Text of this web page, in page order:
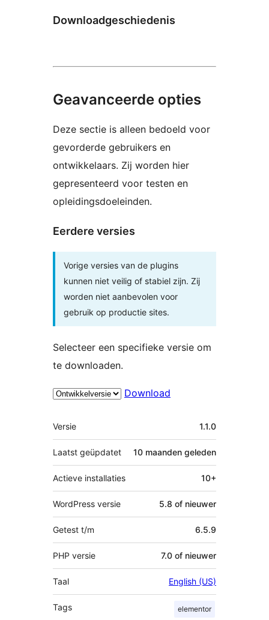
Downloadgeschiedenis
Geavanceerde opties
Deze sectie is alleen bedoeld voor
gevorderde gebruikers en
ontwikkelaars. Zij worden hier
gepresenteerd voor testen en
opleidingsdoeleinden.
Eerdere versies
Vorige versies van de plugins
kunnen niet veilig of stabiel zijn. Zij
worden niet aanbevolen voor
gebruik op productie sites.
Selecteer een specifieke versie om
te downloaden.
Download
Meta
Versie 1.1.0
Laatst geüpdatet 10 maanden geleden
Actieve installaties 10+
WordPress versie 5.8 of nieuwer
Getest t/m 6.5.9
PHP versie 7.0 of nieuwer
Taal English (US)
Tags elementor